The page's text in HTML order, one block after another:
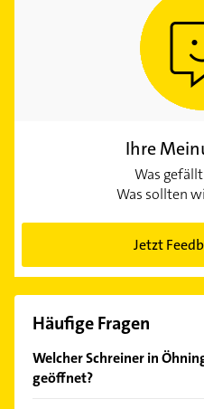
Ihre
Was
Was sollten
Jetzt
Häufige Fragen
Welcher Schreiner in
geöffnet?